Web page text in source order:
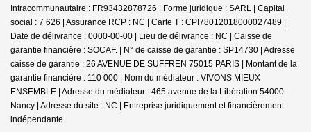
Intracommunautaire : FR93432878726 | Forme juridique : SARL | Capital
social : 7 626 | Assurance RCP : NC | Carte T : CPI78012018000027489 |
Date de délivrance : 0000-00-00 | Lieu de délivrance : NC | Caisse de
garantie financière : SOCAF. | N° de caisse de garantie : SP14730 | Adresse
caisse de garantie : 26 AVENUE DE SUFFREN 75015 PARIS | Montant de la
garantie financière : 110 000 | Nom du médiateur : VIVONS MIEUX
ENSEMBLE | Adresse du médiateur : 465 avenue de la Libération 54000
Nancy | Adresse du site : NC | Entreprise juridiquement et financièrement
indépendante